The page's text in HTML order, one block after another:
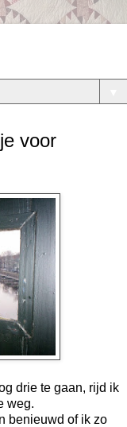
voor
drie te gaan, rijd ik
weg.
benieuwd of ik zo